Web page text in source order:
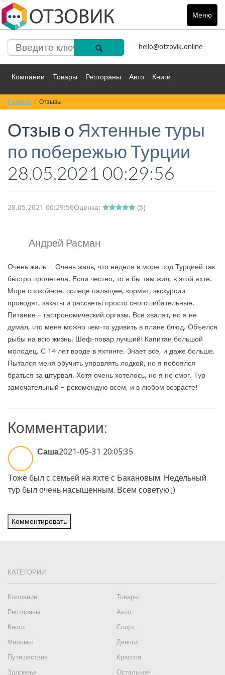
Меню
Toggle
hello@otzovik.online
Компании Товары Рестораны Авто Книги
Спорт Фильмы
Красота Здоровье Остальное
Главная Отзывы
Отзыв о Яхтенные туры
по побережью Турции
28.05.2021 00:29:56
28.05.2021 00:29:56Оценка: (5)
Андрей Расман
Очень жаль… Очень жаль, что неделя в море под Турцией так
быстро пролетела. Если честно, то я бы там жил, в этой яхте.
Море спокойное, солнце палящее, кормят, экскурсии
проводят, закаты и рассветы просто сногсшибательные.
Питание – гастрономический оргазм. Все хвалят, но я не
думал, что меня можно чем-то удивить в плане блюд. Объелся
рыбы на всю жизнь. Шеф-повар лучший! Капитан большой
молодец. С 14 лет вроде в яхтинге. Знает все, и даже больше.
Пытался меня обучить управлять лодкой, но я побоялся
браться за штурвал. Хотя очень хотелось, но я не смог. Тур
замечательный – рекомендую всем, и в любом возрасте!
Комментарии:
Саша2021-05-31 20:05:35
Тоже был с семьей на яхте с Бакановым. Недельный
тур был очень насыщенным. Всем советую ;)
Комментировать
КАТЕГОРИИ
Компании
Товары
Рестораны
Авто
Книги
Спорт
Фильмы
Деньги
Путешествия
Красота
Здоровье
Остальное